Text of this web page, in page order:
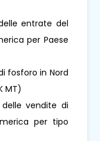
entrate del
per Paese
fosforo in Nord
MT)
vendite di
per tipo